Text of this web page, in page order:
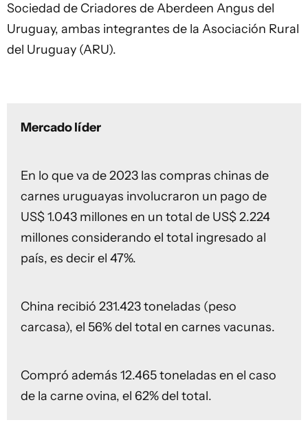
Sociedad de Criadores de Aberdeen Angus del
Uruguay, ambas integrantes de la Asociación Rural
del Uruguay (ARU).
Mercado líder
En lo que va de 2023 las compras chinas de
carnes uruguayas involucraron un pago de
US$ 1.043 millones en un total de US$ 2.224
millones considerando el total ingresado al
país, es decir el 47%.
China recibió 231.423 toneladas (peso
carcasa), el 56% del total en carnes vacunas.
Compró además 12.465 toneladas en el caso
de la carne ovina, el 62% del total.